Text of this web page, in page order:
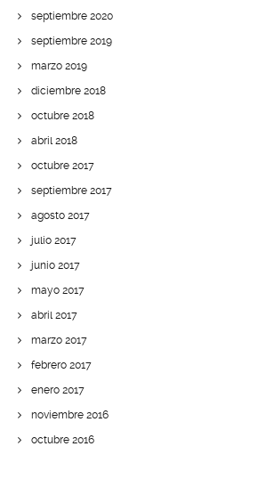
septiembre 2020
septiembre 2019
marzo 2019
diciembre 2018
octubre 2018
abril 2018
octubre 2017
septiembre 2017
agosto 2017
julio 2017
junio 2017
mayo 2017
abril 2017
marzo 2017
febrero 2017
enero 2017
noviembre 2016
octubre 2016